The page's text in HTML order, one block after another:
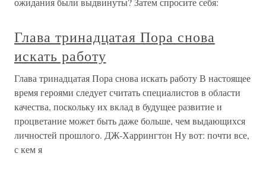
Глава тринадцатая Пора снова
искать работу
Глава тринадцатая Пора снова искать работу В настоящее
время героями следует считать специалистов в области
качества, поскольку их вклад в будущее развитие и
процветание может быть даже больше, чем выдающихся
личностей прошлого. ДЖ-Харрингтон Ну вот: почти все,
с кем я